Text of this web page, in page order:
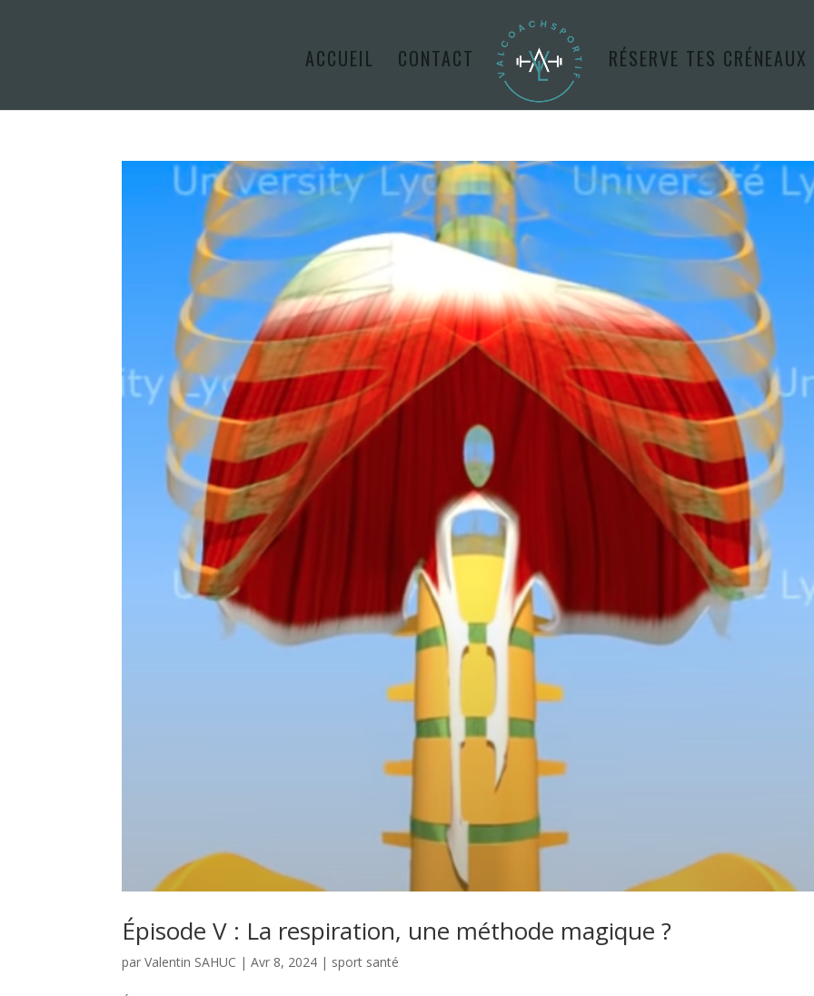
ACCUEIL CONTACT RÉSERVE TES CRÉNEAUX
Épisode V : La respiration, une méthode magique ?
parValentin SAHUC |Avr 8, 2024 | sport santé